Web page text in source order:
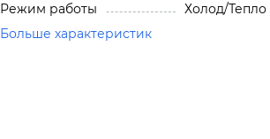
Режим работы
Холод/Тепло
Больше характеристик